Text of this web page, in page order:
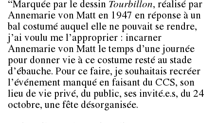
“Marquée par le dessin Tourbillon, réalisé par
Annemarie von Matt en 1947 en réponse à un
bal costumé auquel elle ne pouvait se rendre,
j’ai voulu me l’approprier : incarner
Annemarie von Matt le temps d’une journée
pour donner vie à ce costume resté au stade
d’ébauche. Pour ce faire, je souhaitais recréer
l’événement manqué en faisant du CCS, son
lieu de vie privé, du public, ses invité.e.s, du 24
octobre, une fête désorganisée.